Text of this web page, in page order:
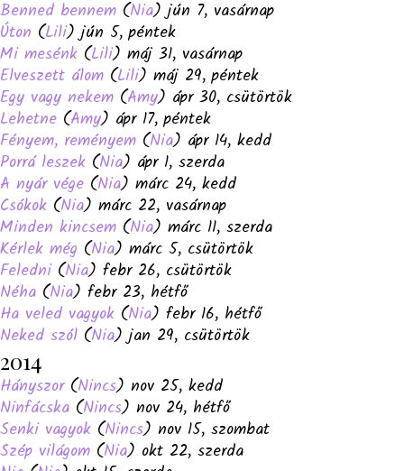
Benned bennem (Nia) jún 7, vasárnap
Úton (Lili) jún 5, péntek
Mi mesénk (Lili) máj 31, vasárnap
Elveszett álom (Lili) máj 29, péntek
Egy vagy nekem (Amy) ápr 30, csütörtök
Lehetne (Amy) ápr 17, péntek
Fényem, reményem (Nia) ápr 14, kedd
Porrá leszek (Nia) ápr 1, szerda
A nyár vége (Nia) márc 24, kedd
Csókok (Nia) márc 22, vasárnap
Minden kincsem (Nia) márc 11, szerda
Kérlek még (Nia) márc 5, csütörtök
Feledni(Nia) febr 26, csütörtök
Néha (Nia) febr 23, hétfő
Ha veled vagyok (Nia) febr 16, hétfő
Neked szól (Nia) jan 29, csütörtök
2014
Hányszor(Nincs) nov 25, kedd
Ninfácska (Nincs) nov 24, hétfő
Senki vagyok (Nincs) nov 15, szombat
Szép világom (Nia) okt 22, szerda